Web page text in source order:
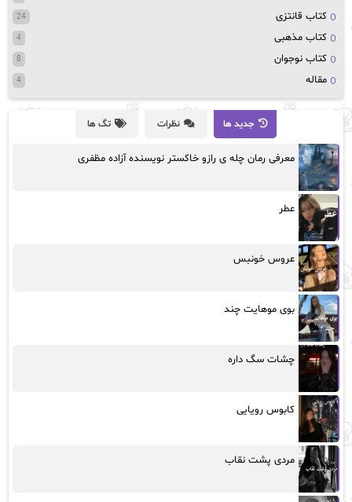
کتاب قانتزی 24
کتاب مذهبی 4
کتاب نوجوان 8
مقاله 4
جدید ها نظرات تگ ها
معرفی رمان چله ی رازو خاکستر نویسنده آزاده مظفری
عطر
عروس خونبس
بوی موهایت چند
چشات سگ داره
کابوس رویایی
مردی پشت نقاب